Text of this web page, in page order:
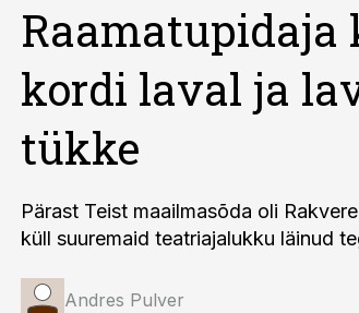
Raamatupidaja
kordi laval ja
tükke
Pärast Teist maailmasõda oli
küll suuremaid teatriajalukku läinud
Andres Pulver